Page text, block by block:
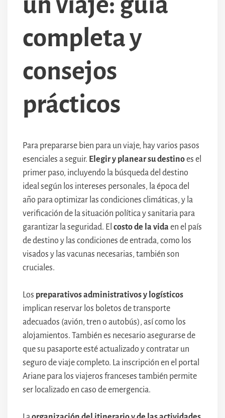
completa y
consejos
prácticos
Para prepararse bien para un viaje, hay varios pasos
esenciales a seguir. Elegir y planear su destinoes el
primer paso, incluyendo la búsqueda del destino
ideal según los intereses personales, la época del
año para optimizar las condiciones climáticas, y la
verificación de la situación política y sanitaria para
garantizar la seguridad. El costo de la vida en el país
de destino y las condiciones de entrada, como los
visados y las vacunas necesarias, también son
cruciales.
Los preparativos administrativos y logísticos
implican reservar los boletos de transporte
adecuados (avión, tren o autobús), así como los
alojamientos. También es necesario asegurarse de
que su pasaporte esté actualizado y contratar un
seguro de viaje completo. La inscripción en el portal
Ariane para los viajeros franceses también permite
ser localizado en caso de emergencia.